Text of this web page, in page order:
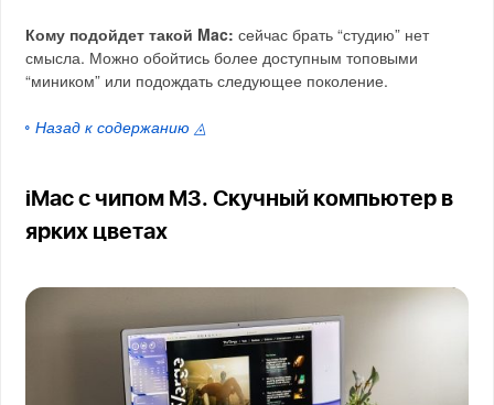
Кому подойдет такой Mac: сейчас брать “студию” нет
смысла. Можно обойтись более доступным топовыми
“миником” или подождать следующее поколение.
◦ Назад к содержанию ◬
iMac с чипом M3. Скучный компьютер в
ярких цветах